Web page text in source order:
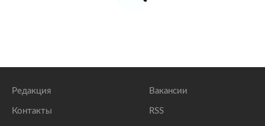
Редакция
Контакты
Вакансии
RSS